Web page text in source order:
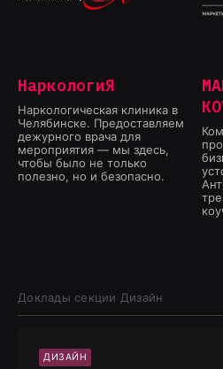
НаркологиЯ
Наркологическая клиника в
Челябинске. Предоставляем
дежурного врача для
мероприятия — мы здесь,
чтобы было не только
полезно, но и безопасно.
Доклады секции Дизайн
ДИЗАЙН